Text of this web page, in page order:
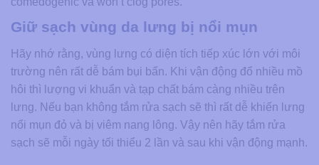
Giữ sạch vùng da lưng bị nổi mụn
Hãy nhớ rằng, vùng lưng có diện tích tiếp xúc lớn với môi
trường nên rất dễ bám bụi bẩn. Khi vận động đổ nhiều mồ
hôi thì lượng vi khuẩn và tạp chất bám càng nhiều trên
lưng. Nếu bạn không tắm rửa sạch sẽ thì rất dễ khiến lưng
nổi mụn đỏ và bị viêm nang lông. Vậy nên hãy tắm rửa
sạch sẽ mỗi ngày tối thiểu 2 lần và sau khi vận động mạnh.